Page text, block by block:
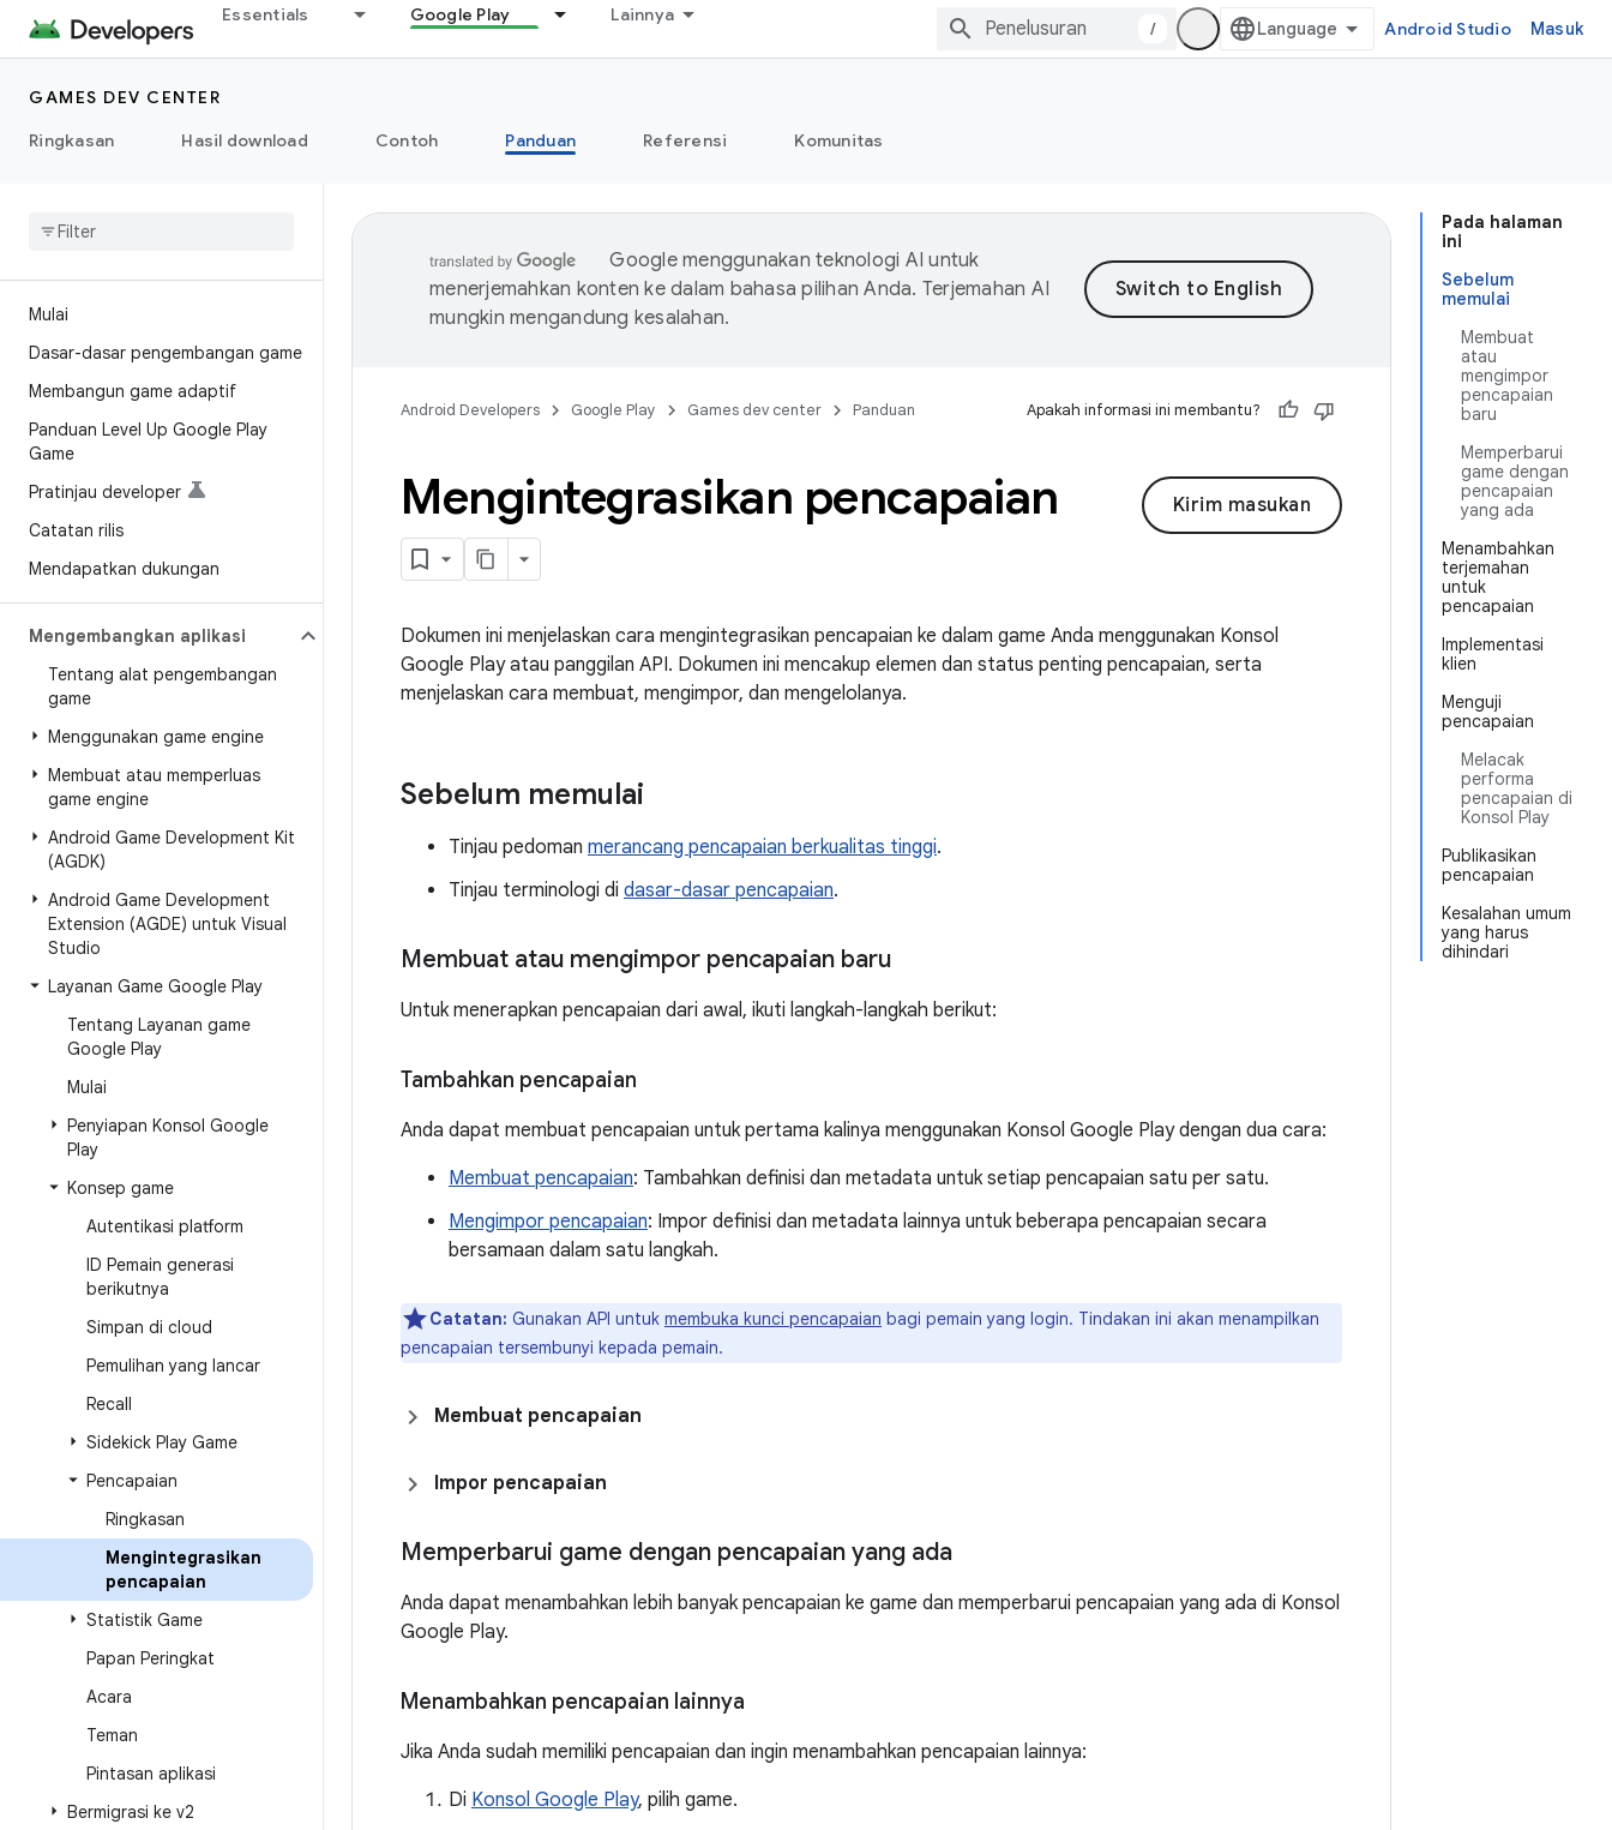
Essentials Google Play Lainnya
/ Android Studio Masuk
GAMES DEV CENTER
Ringkasan
Hasil download Contoh Panduan Referensi Komunitas
Mulai
Dasar-dasar pengembangan game
Membangun game adaptif
Panduan Level Up Google Play
Game
Pratinjau developer
Catatan rilis
Mendapatkan dukungan
Mengembangkan aplikasi
Tentang alat pengembangan
game
Menggunakan game engine
Membuat atau memperluas
game engine
Android Game Development Kit
(AGDK)
Android Game Development
Extension (AGDE) untuk Visual
Studio
Layanan Game Google Play
Tentang Layanan game
Google Play
Mulai
Penyiapan Konsol Google
Play
Konsep game
Autentikasi platform
ID Pemain generasi
berikutnya
Simpan di cloud
Pemulihan yang lancar
Recall
Sidekick Play Game
Pencapaian
Ringkasan
Mengintegrasikan
pencapaian
Statistik Game
Papan Peringkat
Acara
Teman
Pintasan aplikasi
Bermigrasi ke v2
Pada halaman
ini
Sebelum
memulai
Membuat
atau
mengimpor
pencapaian
baru
Memperbarui
game dengan
pencapaian
yang ada
Menambahkan
terjemahan
untuk
pencapaian
Implementasi
klien
Menguji
pencapaian
Melacak
performa
pencapaian di
Konsol Play
Publikasikan
pencapaian
Kesalahan umum
yang harus
dihindari
Google menggunakan teknologi AI untuk
menerjemahkan konten ke dalam bahasa pilihan Anda. Terjemahan AI
mungkin mengandung kesalahan.
Android Developers Google Play Games dev center Panduan Apakah informasi ini membantu?
Kirim masukan
Mengintegrasikan pencapaian
Dokumen ini menjelaskan cara mengintegrasikan pencapaian ke dalam game Anda menggunakan Konsol
Google Play atau panggilan API. Dokumen ini mencakup elemen dan status penting pencapaian, serta
menjelaskan cara membuat, mengimpor, dan mengelolanya.
Sebelum memulai
Tinjau pedoman merancang pencapaian berkualitas tinggi.
Tinjau terminologi di dasar-dasar pencapaian.
Membuat atau mengimpor pencapaian baru
Untuk menerapkan pencapaian dari awal, ikuti langkah-langkah berikut:
Tambahkan pencapaian
Anda dapat membuat pencapaian untuk pertama kalinya menggunakan Konsol Google Play dengan dua cara:
Membuat pencapaian: Tambahkan definisi dan metadata untuk setiap pencapaian satu per satu.
Mengimpor pencapaian: Impor definisi dan metadata lainnya untuk beberapa pencapaian secara
bersamaan dalam satu langkah.
Catatan: Gunakan API untuk membuka kunci pencapaian bagi pemain yang login. Tindakan ini akan menampilkan
pencapaian tersembunyi kepada pemain.
Membuat pencapaian
Impor pencapaian
Memperbarui game dengan pencapaian yang ada
Anda dapat menambahkan lebih banyak pencapaian ke game dan memperbarui pencapaian yang ada di Konsol
Google Play.
Menambahkan pencapaian lainnya
Jika Anda sudah memiliki pencapaian dan ingin menambahkan pencapaian lainnya:
Di Konsol Google Play, pilih game.